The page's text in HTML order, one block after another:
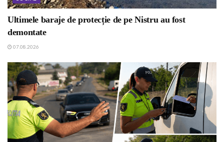
Ultimele baraje de protecție de pe Nistru au fost
demontate
07.08.2026